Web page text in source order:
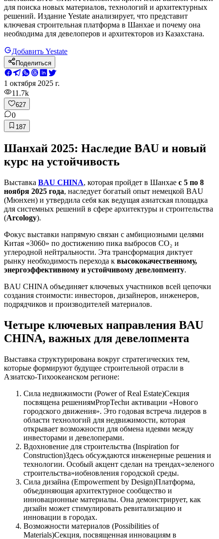
для поиска новых материалов, технологий и архитектурных
решений. Издание Yestate анализирует, что представит
ключевая строительная платформа в Шанхае и почему она
необходима для девелоперов и архитекторов из Казахстана.
Добавить Yestate
Поделиться
1 октября 2025 г.
11.7k
627
0
187
Шанхай 2025: Наследие BAU и новый
курс на устойчивость
Выставка BAU CHINA, которая пройдет в Шанхае с 5 по 8
ноября 2025 года, наследует богатый опыт немецкой BAU
(Мюнхен) и утвердила себя как ведущая азиатская площадка
для системных решений в сфере архитектуры и строительства
(Arcology).
Фокус выставки напрямую связан с амбициозными целями
Китая «3060» по достижению пика выбросов CO₂ и
углеродной нейтральности. Эта трансформация диктует
рынку необходимость перехода к высококачественному,
энергоэффективному и устойчивому девелопменту.
BAU CHINA объединяет ключевых участников всей цепочки
создания стоимости: инвесторов, дизайнеров, инженеров,
подрядчиков и производителей материалов.
Четыре ключевых направления BAU
CHINA, важных для девелопмента
Выставка структурирована вокруг стратегических тем,
которые формируют будущее строительной отрасли в
Азиатско-Тихоокеанском регионе:
Сила недвижимости (Power of Real Estate)Секция
посвящена решениямPropTechи активации «Нового
городского движения». Это годовая встреча лидеров в
области технологий для недвижимости, которая
открывает возможности для обмена идеями между
инвесторами и девелоперами.
Вдохновение для строительства (Inspiration for
Construction)Здесь обсуждаются инженерные решения и
технологии. Особый акцент сделан на трендах«зеленого
строительства»иобновления городской среды.
Сила дизайна (Empowerment by Design)Платформа,
объединяющая архитектурное сообщество и
инновационные материалы. Она демонстрирует, как
дизайн может стимулировать ревитализацию и
инновации в городах.
Возможности материалов (Possibilities of
Materials)Секция, посвященная инновациям в